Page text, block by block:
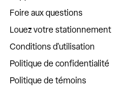
Foire aux questions
Louez votre stationnement
Conditions d'utilisation
Politique de confidentialité
Politique de témoins